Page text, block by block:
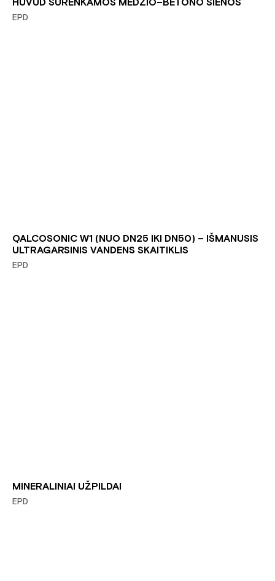
HUVUD SURENKAMOS MEDŽIO–BETONO SIENOS
EPD
QALCOSONIC W1 (NUO DN25 IKI DN50) – IŠMANUSIS
ULTRAGARSINIS VANDENS SKAITIKLIS
EPD
MINERALINIAI UŽPILDAI
EPD